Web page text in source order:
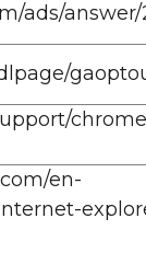
ads/
en-